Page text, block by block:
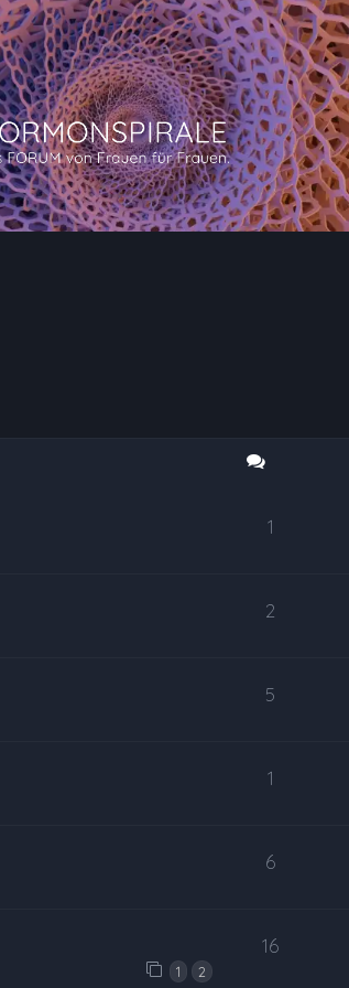
1
2
5
1
6
1 2
16